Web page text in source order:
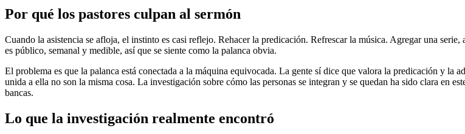
Por qué los pastores culpan al sermón
Cuando la asistencia se afloja, el instinto es casi reflejo. Rehacer la predicación. Refrescar la música. Agregar una
es público, semanal y medible, así que se siente como la palanca obvia.
El problema es que la palanca está conectada a la máquina equivocada. La gente sí dice que valora la predicación y la
unida a ella no son la misma cosa. La investigación sobre cómo las personas se integran y se quedan ha sido clara en
bancas.
Lo que la investigación realmente encontró